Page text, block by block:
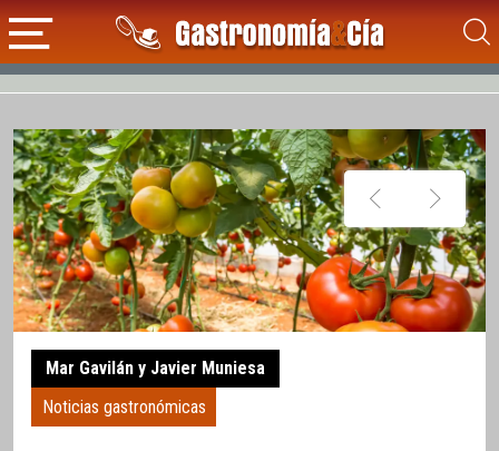
Mar Gavilán y Javier Muniesa
Noticias gastronómicas